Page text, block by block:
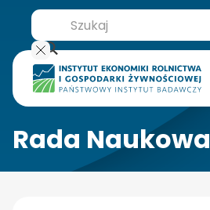
Rada Naukowa